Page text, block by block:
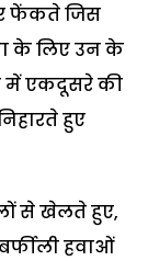
फेंकते जिस
के लिए उन के
में एकदूसरे की
हुए
से खेलते हुए,
हवाओं